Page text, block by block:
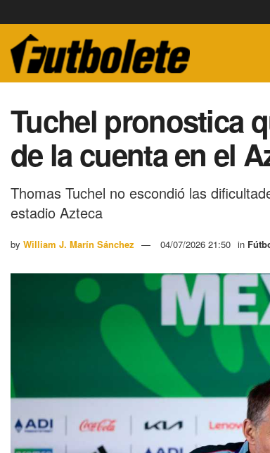
Tuchel pronostica
de la cuenta en el
Thomas Tuchel no escondió las
estadio Azteca
by William J. Marín Sánchez 04/07/2026 21:50 in